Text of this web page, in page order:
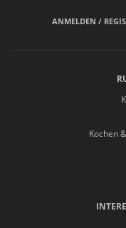
ANMELDEN /
Kochen